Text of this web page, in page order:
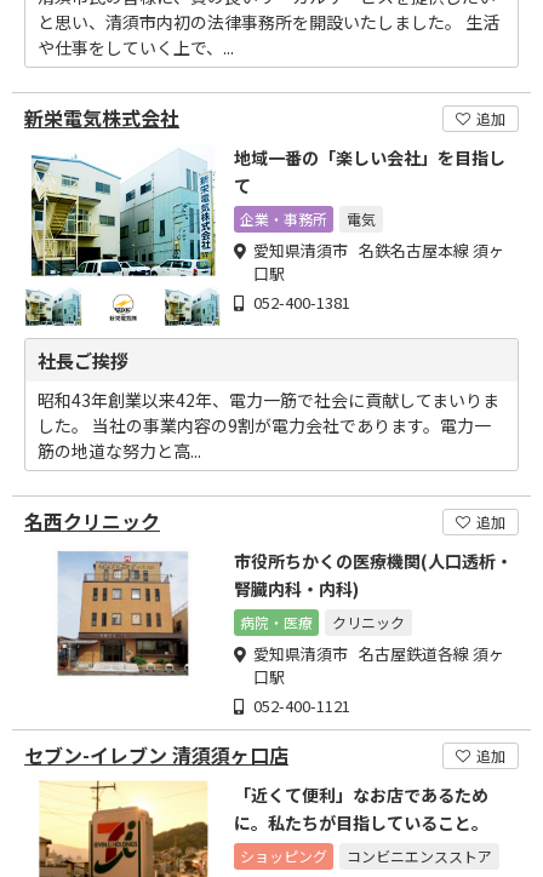
と思い、清須市内初の法律事務所を開設いたしました。 生活
や仕事をしていく上で、...
新栄電気株式会社 追加
地域一番の「楽しい会社」を目指し
て
企業・事務所 電気
愛知県清須市 名鉄名古屋本線 須ヶ
口駅
052-400-1381
社長ご挨拶
昭和43年創業以来42年、電力一筋で社会に貢献してまいりま
した。 当社の事業内容の9割が電力会社であります。電力一
筋の地道な努力と高...
名西クリニック 追加
市役所ちかくの医療機関(人口透析・
腎臓内科・内科)
病院・医療 クリニック
愛知県清須市 名古屋鉄道各線 須ヶ
口駅
052-400-1121
セブン-イレブン 清須須ヶ口店 追加
「近くて便利」なお店であるため
に。私たちが目指していること。
ショッピング コンビニエンスストア